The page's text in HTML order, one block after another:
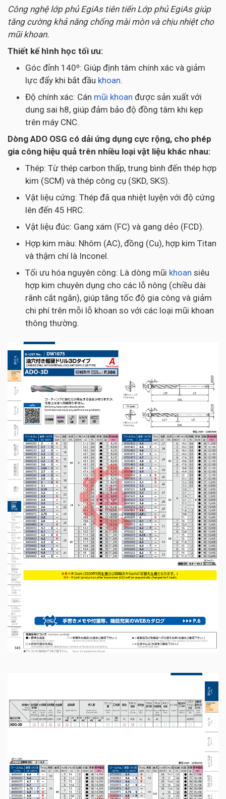
Công nghệ lớp phủ EgiAs tiên tiến Lớp phủ EgiAs giúp
tăng cường khả năng chống mài mòn và chịu nhiệt cho
mũi khoan.
Thiết kế hình học tối ưu:
Góc đỉnh 140⁰: Giúp định tâm chính xác và giảm
lực đẩy khi bắt đầu khoan.
Độ chính xác: Cán mũi khoan được sản xuất với
dung sai h8, giúp đảm bảo độ đồng tâm khi kẹp
trên máy CNC.
Dòng ADO OSG có dải ứng dụng cực rộng, cho phép
gia công hiệu quả trên nhiều loại vật liệu khác nhau:
Thép: Từ thép carbon thấp, trung bình đến thép hợp
kim (SCM) và thép công cụ (SKD, SKS).
Vật liệu cứng: Thép đã qua nhiệt luyện với độ cứng
lên đến 45 HRC.
Vật liệu đúc: Gang xám (FC) và gang dẻo (FCD).
Hợp kim màu: Nhôm (AC), đồng (Cu), hợp kim Titan
và thậm chí là Inconel.
Tối ưu hóa nguyên công: Là dòng mũi khoan siêu
hợp kim chuyên dụng cho các lỗ nông (chiều dài
rãnh cắt ngắn), giúp tăng tốc độ gia công và giảm
chi phí trên mỗi lỗ khoan so với các loại mũi khoan
thông thường.